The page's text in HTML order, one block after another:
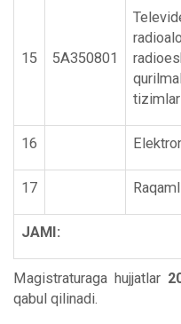
15 5А350801
16
17
JAMI:
Magistraturaga hujjatlar
qabul qilinadi.